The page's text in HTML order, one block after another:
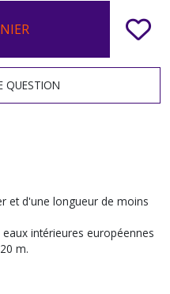
QUESTION
et d'une longueur de moins
intérieures européennes
m.